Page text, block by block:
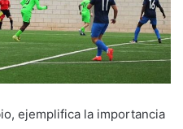
ejemplifica la importancia